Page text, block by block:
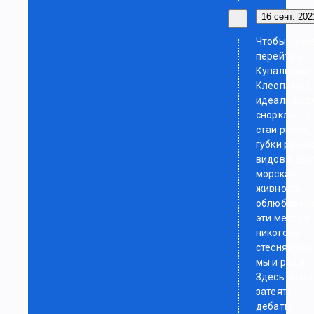
16 сент.
Чтобы с
перейти к
Купальням
Клеопатры,
идеальны
снорклинга:
стаи рыбок,
губки
видов и
морская
живность
эти места и
никого не
стесняются,
мы и рады!
Здесь впору
затеять
дебаты